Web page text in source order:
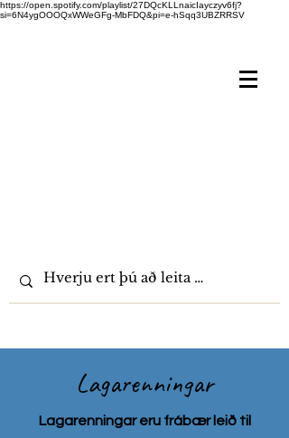
https://open.spotify.com/playlist/27DQcKLLnaicIayczyv6fj?
si=6N4ygOOOQxWWeGFg-MbFDQ&pi=e-hSqq3UBZRRSV
Lagarenningar
Lagarenningar eru frábær leið til